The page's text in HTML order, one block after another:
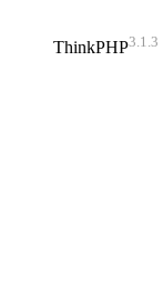
ThinkPHP3.1.3